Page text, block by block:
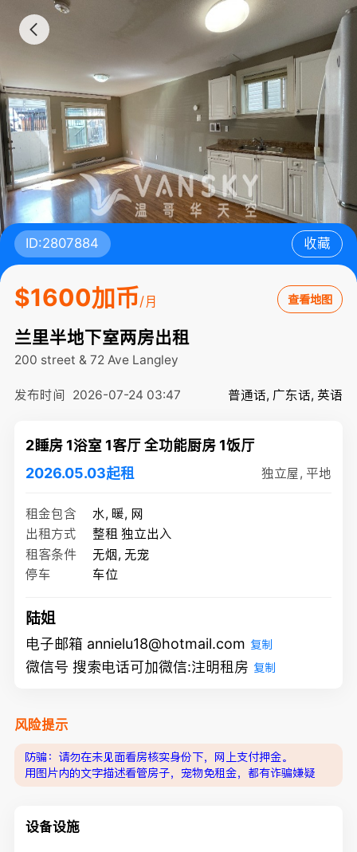
ID:2807884 收藏
$1600加币/月 查看地图
兰里半地下室两房出租
200 street & 72 Ave Langley
发布时间 2026-07-24 03:47 普通话, 广东话, 英语
2睡房 1浴室 1客厅 全功能厨房 1饭厅
2026.05.03起租
独立屋, 平地
租金包含
水, 暖, 网
出租方式
整租 独立出入
租客条件
无烟, 无宠
停车
车位
陆姐
电子邮箱 annielu18@hotmail.com 复制
微信号 搜索电话可加微信:注明租房 复制
风险提示
防骗：请勿在未见面看房核实身份下，网上支付押金。
用图片内的文字描述看管房子，宠物免租金，都有诈骗嫌疑
设备设施